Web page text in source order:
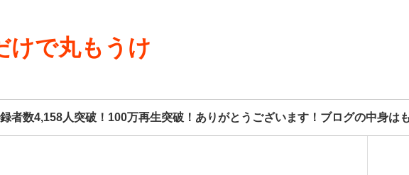
けで丸もうけ
数4,158人突破！100万再生突破！ありがとうございます！ブログの中身は